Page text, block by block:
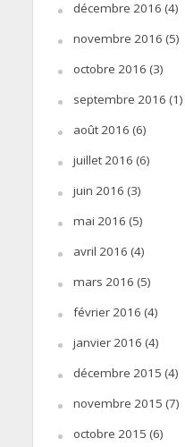
décembre 2016 (4)
novembre 2016 (5)
octobre 2016 (3)
septembre 2016 (1)
août 2016 (6)
juillet 2016 (6)
juin 2016 (3)
mai 2016 (5)
avril 2016 (4)
mars 2016 (5)
février 2016 (4)
janvier 2016 (4)
décembre 2015 (4)
novembre 2015 (7)
octobre 2015 (6)